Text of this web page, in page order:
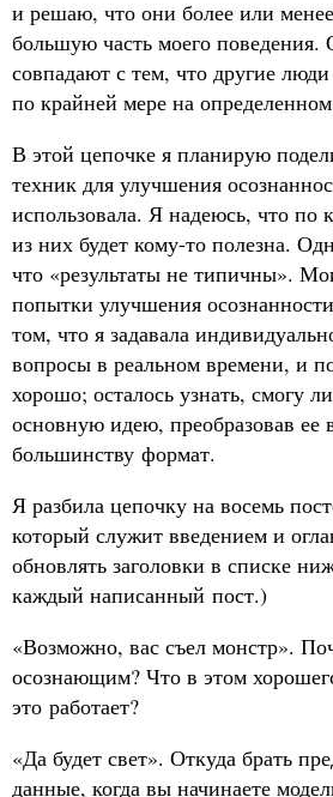
и решаю, что они более или
большую часть моего
совпадают с тем, что другие
по крайней мере на
В этой цепочке я планирую
техник для улучшения
использовала. Я надеюсь, что по
из них будет кому-то полезна.
что «результаты не типичны».
попытки улучшения
том, что я задавала
вопросы в реальном времени, и
хорошо; осталось узнать, смогу
основную идею, преобразовав ее
большинству формат.
Я разбила цепочку на восемь
который служит введением и
обновлять заголовки в списке
каждый написанный пост.)
«Возможно, вас съел монстр».
осознающим? Что в этом
это работает?
«Да будет свет». Откуда брать
данные, когда вы начинаете